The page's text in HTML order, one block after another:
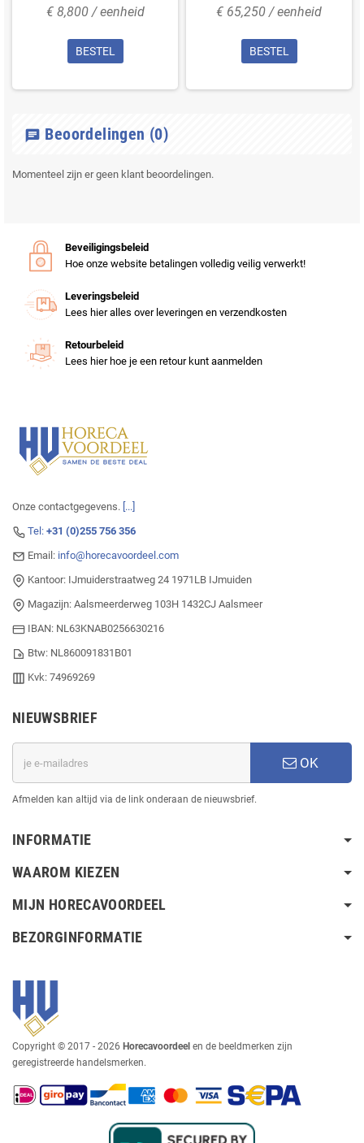
€ 8,800 / eenheid
BESTEL
€ 65,250 / eenheid
BESTEL
chat Beoordelingen (0)
Momenteel zijn er geen klant beoordelingen.
Beveiligingsbeleid
Hoe onze website betalingen volledig veilig verwerkt!
Leveringsbeleid
Lees hier alles over leveringen en verzendkosten
Retourbeleid
Lees hier hoe je een retour kunt aanmelden
Onze contactgegevens. [...]
Tel: +31 (0)255 756 356
Email: info@horecavoordeel.com
Kantoor: IJmuiderstraatweg 24 1971LB IJmuiden
Magazijn: Aalsmeerderweg 103H 1432CJ Aalsmeer
IBAN: NL63KNAB0256630216
Btw: NL860091831B01
Kvk: 74969269
NIEUWSBRIEF
OK
Afmelden kan altijd via de link onderaan de nieuwsbrief.
INFORMATIE
WAAROM KIEZEN
MIJN HORECAVOORDEEL
BEZORGINFORMATIE
Copyright © 2017 - 2026 Horecavoordeel en de beeldmerken zijn
geregistreerde handelsmerken.